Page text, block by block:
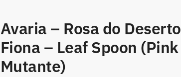
Avaria – Rosa do Deserto
Fiona – Leaf Spoon (Pink
Mutante)